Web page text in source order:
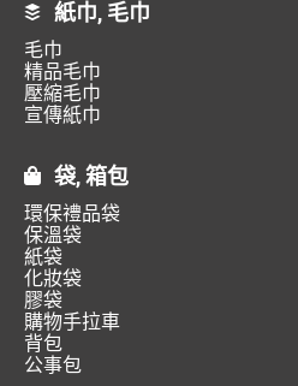
紙巾, 毛巾
毛巾
精品毛巾
壓縮毛巾
宣傳紙巾
袋, 箱包
環保禮品袋
保溫袋
紙袋
化妝袋
膠袋
購物手拉車
背包
公事包